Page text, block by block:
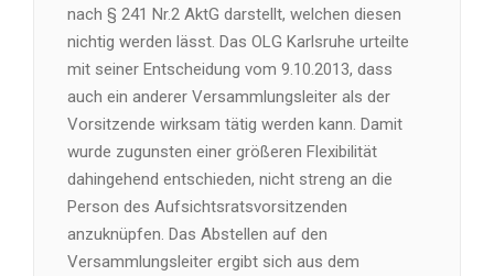
nach § 241 Nr.2 AktG darstellt, welchen diesen
nichtig werden lässt. Das OLG Karlsruhe urteilte
mit seiner Entscheidung vom 9.10.2013, dass
auch ein anderer Versammlungsleiter als der
Vorsitzende wirksam tätig werden kann. Damit
wurde zugunsten einer größeren Flexibilität
dahingehend entschieden, nicht streng an die
Person des Aufsichtsratsvorsitzenden
anzuknüpfen. Das Abstellen auf den
Versammlungsleiter ergibt sich aus dem